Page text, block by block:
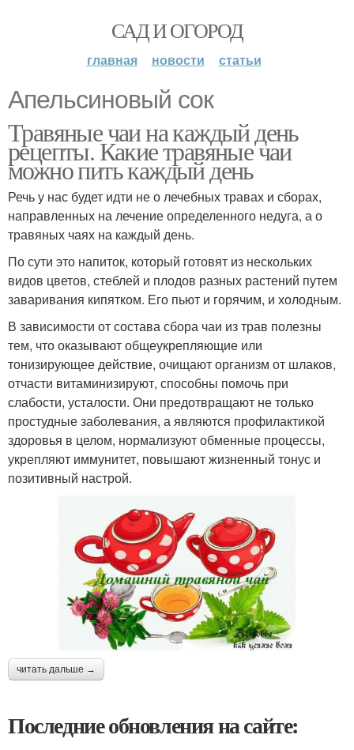
САД И ОГОРОД
главная новости статьи
Апельсиновый сок
Травяные чаи на каждый день
рецепты. Какие травяные чаи
можно пить каждый день
Речь у нас будет идти не о лечебных травах и сборах,
направленных на лечение определенного недуга, а о
травяных чаях на каждый день.
По сути это напиток, который готовят из нескольких
видов цветов, стеблей и плодов разных растений путем
заваривания кипятком. Его пьют и горячим, и холодным.
В зависимости от состава сбора чаи из трав полезны
тем, что оказывают общеукрепляющие или
тонизирующее действие, очищают организм от шлаков,
отчасти витаминизируют, способны помочь при
слабости, усталости. Они предотвращают не только
простудные заболевания, а являются профилактикой
здоровья в целом, нормализуют обменные процессы,
укрепляют иммунитет, повышают жизненный тонус и
позитивный настрой.
читать дальше →
Последние обновления на сайте: